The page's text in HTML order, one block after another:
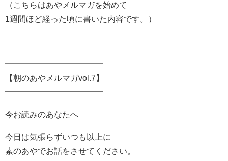
（こちらはあやメルマガを始めて
1週間ほど経った頃に書いた内容です。）
━━━━━━━━━━━━
【朝のあやメルマガvol.7】
━━━━━━━━━━━━
今お読みのあなたへ
今日は気張らずいつも以上に
素のあやでお話をさせてください。